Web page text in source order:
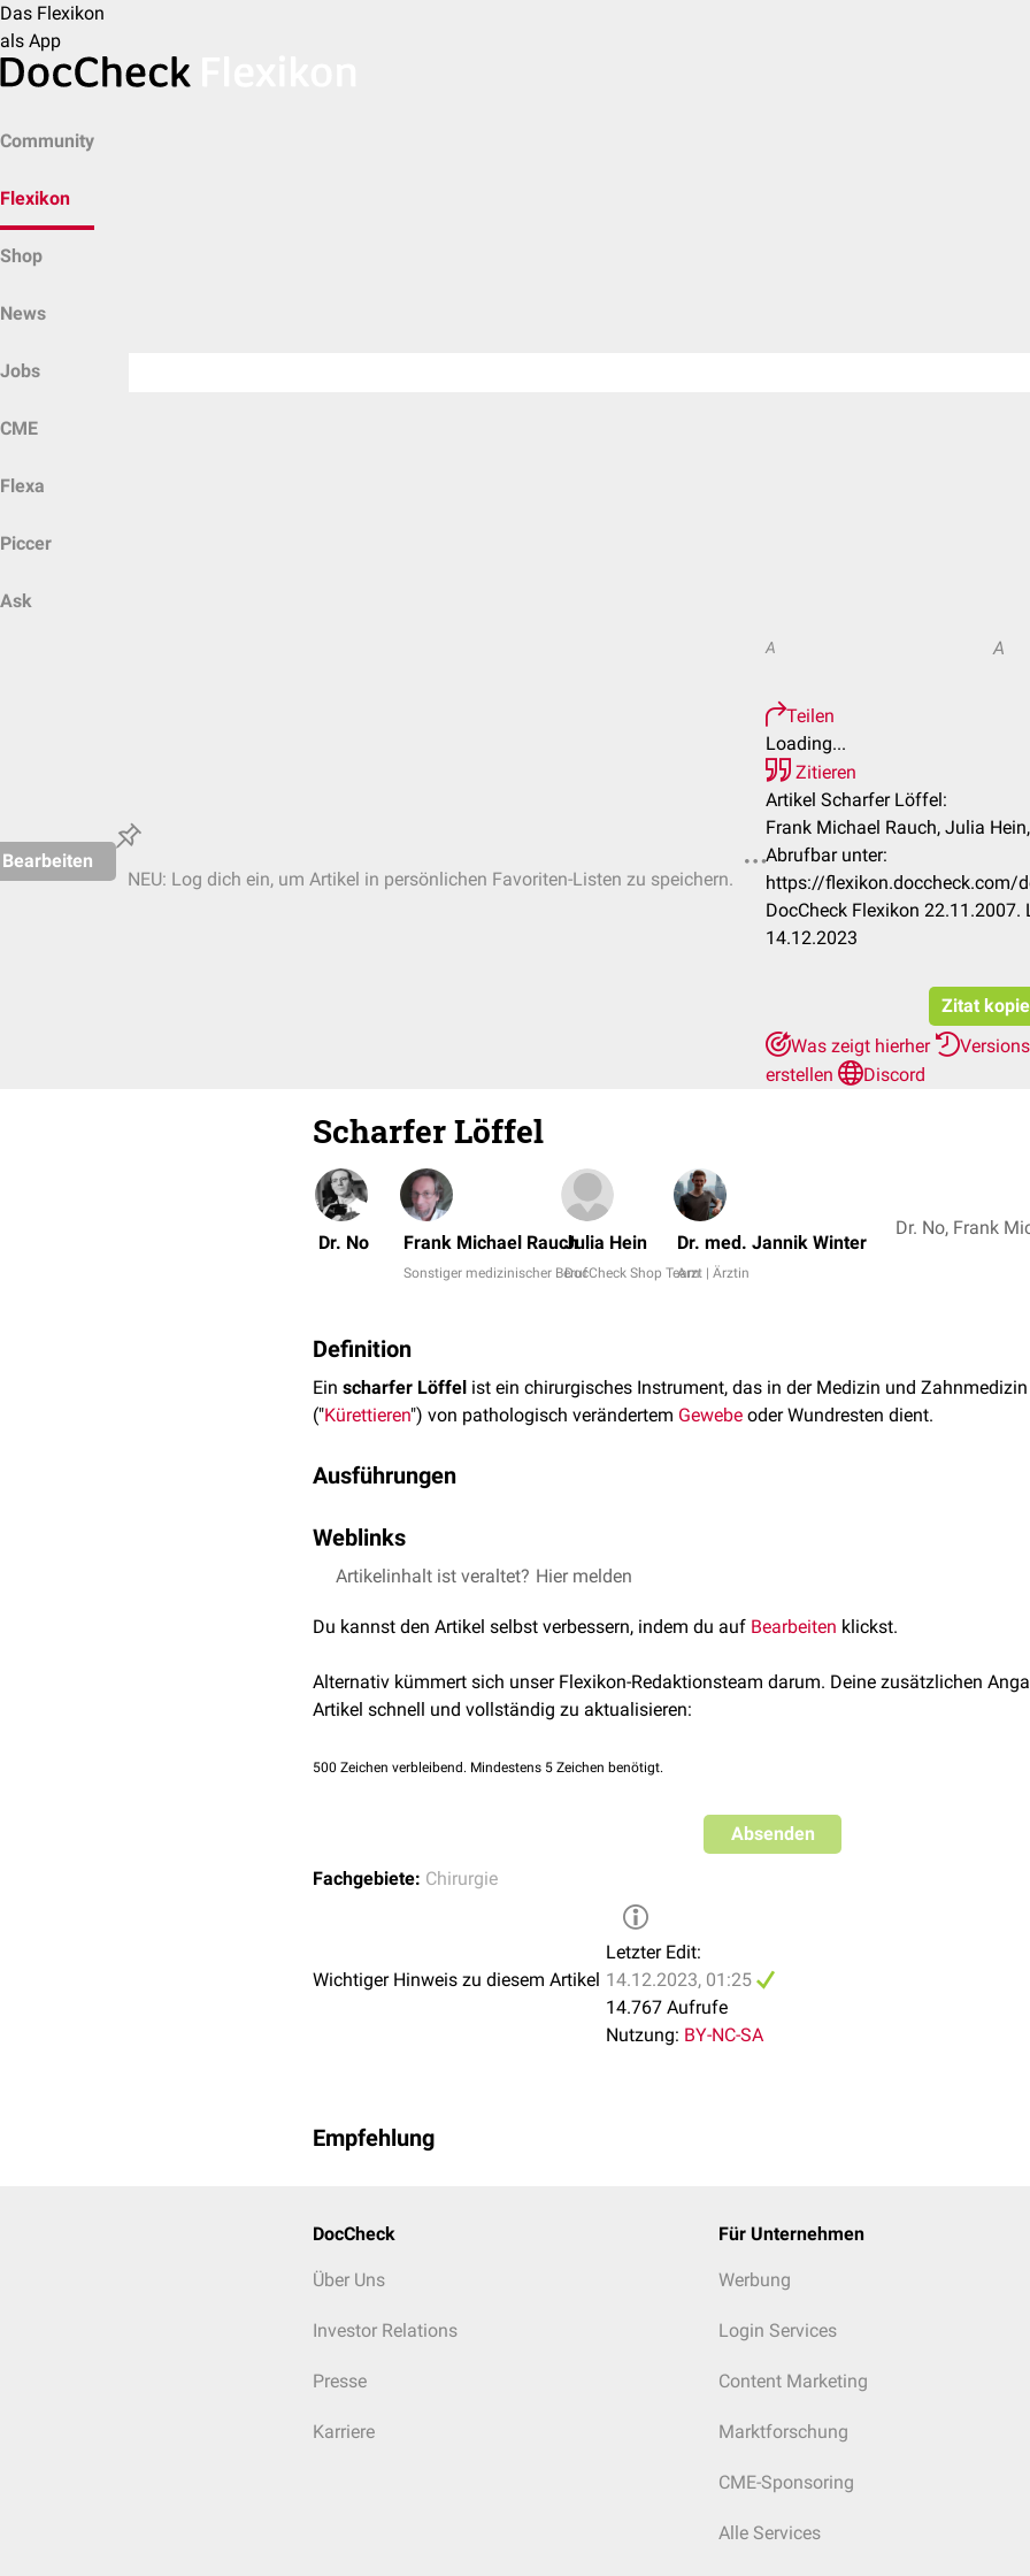
Das Flexikon
als App
Community
Flexikon
Shop
News
Jobs
CME
Flexa
Piccer
Ask
Bearbeiten
NEU: Log dich ein, um Artikel in persönlichen Favoriten-Listen zu speichern.
A A
Teilen
Loading...
Zitieren
Artikel Scharfer Löffel:
Frank Michael Rauch, Julia
Abrufbar unter:
https://flexikon.doccheck.com/
DocCheck Flexikon 22.11.2007.
14.12.2023
Zitat
Was zeigt hierher
erstellen
Discord
Scharfer Löffel
Dr. No Frank Michael Rauch
Sonstiger medizinischer Beruf
Julia Hein
DocCheck Shop Team
Dr. med. Jannik Winter
Arzt | Ärztin
Definition
Ein scharfer Löffel ist ein chirurgisches Instrument, das in der Medizin und
("Kürettieren") von pathologisch verändertem Gewebe oder Wundresten dient.
Ausführungen
hergestellt und bestehen aus einem Handgriff, einem Schaft und dem eigentlichen
eine längsovale Grundform und weist einen geschliffenen, schneidenden Rand auf.
Weblinks
Scharfe Löffel im DocCheck Shop
Artikelinhalt ist veraltet? Hier melden
Du kannst den Artikel selbst verbessern, indem du auf Bearbeiten klickst.
Alternativ kümmert sich unser Flexikon-Redaktionsteam darum. Deine zusätzlichen
Artikel schnell und vollständig zu aktualisieren:
500 Zeichen verbleibend. Mindestens 5 Zeichen benötigt.
Absenden
Fachgebiete: Chirurgie
Wichtiger Hinweis zu diesem Artikel
Letzter Edit:
14.12.2023, 01:25
14.767 Aufrufe
Nutzung: BY-NC-SA
Empfehlung
DocCheck
Über Uns
Investor Relations
Presse
Karriere
Für Unternehmen
Werbung
Login Services
Content Marketing
Marktforschung
CME-Sponsoring
Alle Services